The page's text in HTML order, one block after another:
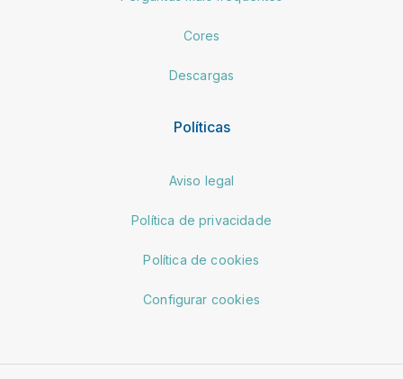
Cores
Descargas
Políticas
Aviso legal
Política de privacidade
Política de cookies
Configurar cookies